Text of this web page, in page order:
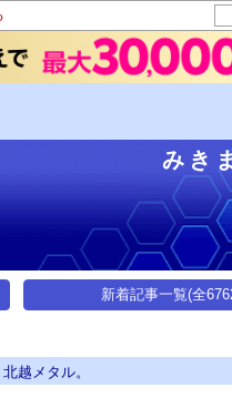
みき
新着記事一覧(全
越メタル。